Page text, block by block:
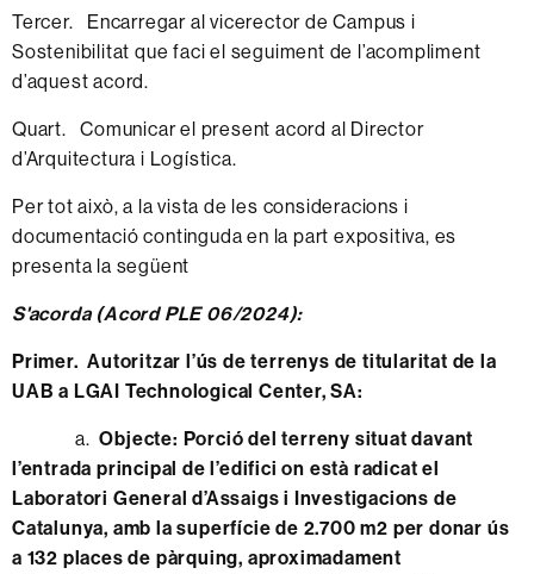
Tercer. Encarregar al vicerector de Campus i
Sostenibilitat que faci el seguiment de l’acompliment
d’aquest acord.
Quart. Comunicar el present acord al Director
d’Arquitectura i Logística.
Per tot això, a la vista de les consideracions i
documentació continguda en la part expositiva, es
presenta la següent
S'acorda (Acord PLE 06/2024):
Primer. Autoritzar l’ús de terrenys de titularitat de la
UAB a LGAI Technological Center, SA:
a.Objecte: Porció del terreny situat davant
l’entrada principal de l’edifici on està radicat el
Laboratori General d’Assaigs i Investigacions de
Catalunya, amb la superfície de 2.700 m2 per donar ús
a 132 places de pàrquing, aproximadament